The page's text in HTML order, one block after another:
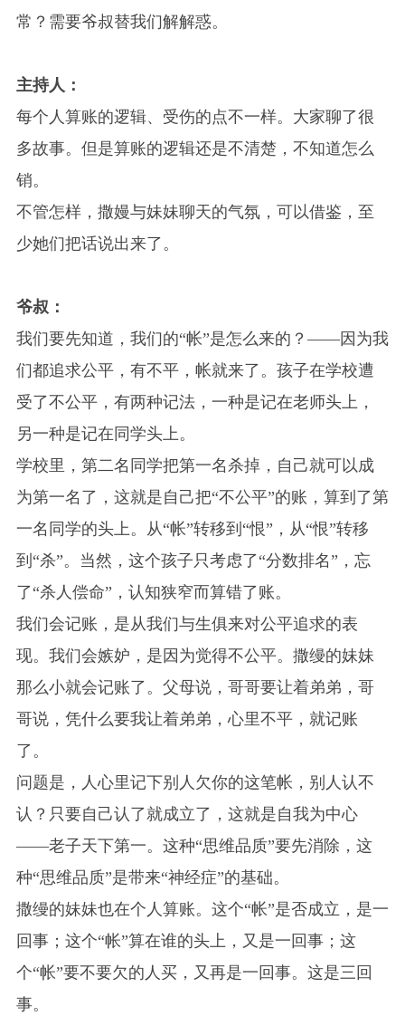
常？需要爷叔替我们解解惑。
主持人：
每个人算账的逻辑、受伤的点不一样。大家聊了很
多故事。但是算账的逻辑还是不清楚，不知道怎么
销。
不管怎样，撒嫚与妹妹聊天的气氛，可以借鉴，至
少她们把话说出来了。
爷叔：
我们要先知道，我们的“帐”是怎么来的？——因为我
们都追求公平，有不平，帐就来了。孩子在学校遭
受了不公平，有两种记法，一种是记在老师头上，
另一种是记在同学头上。
学校里，第二名同学把第一名杀掉，自己就可以成
为第一名了，这就是自己把“不公平”的账，算到了第
一名同学的头上。从“帐”转移到“恨”，从“恨”转移
到“杀”。当然，这个孩子只考虑了“分数排名”，忘
了“杀人偿命”，认知狭窄而算错了账。
我们会记账，是从我们与生俱来对公平追求的表
现。我们会嫉妒，是因为觉得不公平。撒缦的妹妹
那么小就会记账了。父母说，哥哥要让着弟弟，哥
哥说，凭什么要我让着弟弟，心里不平，就记账
了。
问题是，人心里记下别人欠你的这笔帐，别人认不
认？只要自己认了就成立了，这就是自我为中心
——老子天下第一。这种“思维品质”要先消除，这
种“思维品质”是带来“神经症”的基础。
撒缦的妹妹也在个人算账。这个“帐”是否成立，是一
回事；这个“帐”算在谁的头上，又是一回事；这
个“帐”要不要欠的人买，又再是一回事。这是三回
事。